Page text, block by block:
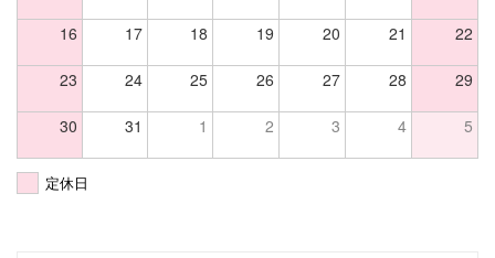
16 17 18 19 20 21 22
23 24 25 26 27 28 29
30 31 1 2 3 4 5
定休日